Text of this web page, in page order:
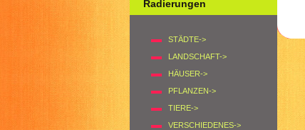
Radierungen
STÄDTE->
LANDSCHAFT->
HÄUSER->
PFLANZEN->
TIERE->
VERSCHIEDENES->